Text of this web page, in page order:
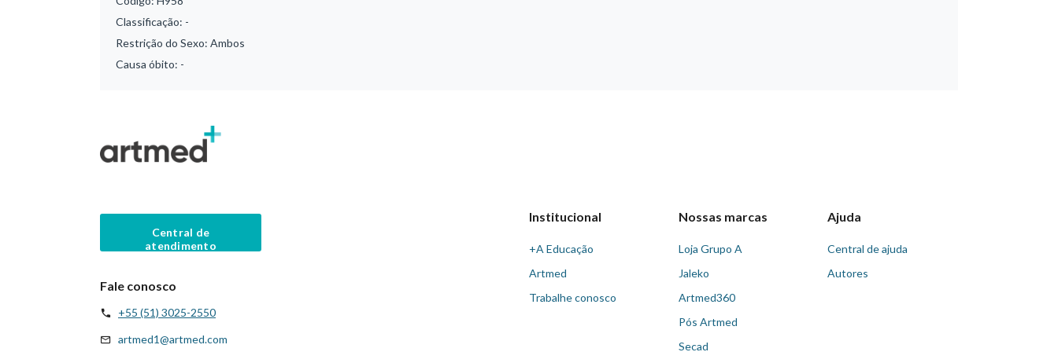
Classificação: -
Restrição do Sexo: Ambos
Causa óbito: -
Central de
atendimento
Fale conosco
+55 (51) 3025-2550
artmed1@artmed.com
Institucional
+A Educação
Artmed
Trabalhe conosco
Nossas marcas
Loja Grupo A
Jaleko
Artmed360
Pós Artmed
Secad
Ajuda
Central de ajuda
Autores